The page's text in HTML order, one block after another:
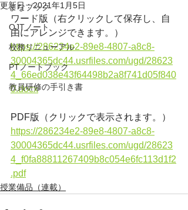
まなブック
OJTノート
校務リニューアル
PTノートブック
教員研修の手引き書
更新日：2021年1月5日
ワード版（右クリックして保存し、自
由にアレンジできます。）
https://286234e2-89e8-4807-a8c8-
30004365dc44.usrfiles.com/ugd/28623
4_66ed038e43f64498b2a8f741d05f840
0.docx
PDF版（クリックで表示されます。）
https://286234e2-89e8-4807-a8c8-
30004365dc44.usrfiles.com/ugd/28623
4_f0fa88811267409b8c054e6fc113d1f2
.pdf
授業備品（連載）